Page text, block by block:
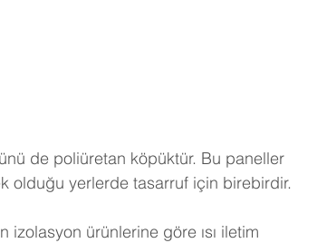
de poliüretan köpüktür. Bu paneller
olduğu yerlerde tasarruf için birebirdir.
izolasyon ürünlerine göre ısı iletim